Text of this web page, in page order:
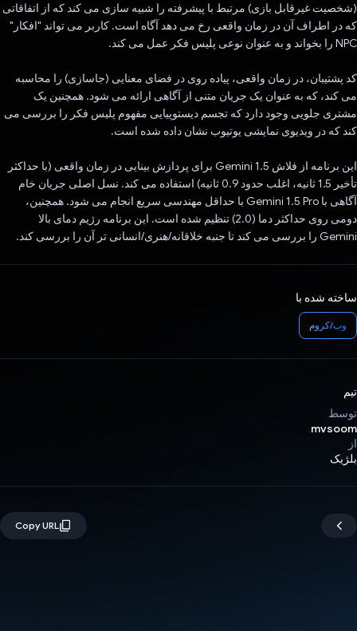
(شخصیت غیرقابل بازی) مرتبط با پیشرفته را شبیه سازی می کند که از اتفاقاتی
که در اطراف آن در زمان واقعی رخ می دهد آگاه است. کاربر می تواند "افکار"
NPC را بخواند و به عنوان نوعی پلیس فکر عمل می کند.
کد پشتیبان، در زمان واقعی، پیاده روی در فضای معنایی (جاسازی) را محاسبه
می کند، که به عنوان یک جریان متنی از آگاهی ارائه می شود. همچنین یک
مشتری جلویی وجود دارد که تجسم دیستوپیایی مفهوم پلیس فکر را بررسی می
کند که در ویدیوی نمایشی یوتیوب نشان داده شده است.
این برنامه از فلاش Gemini 1.5 برای پردازش بینایی در زمان واقعی (با حداکثر
تأخیر 1.5 ثانیه، اغلب حدود 0.9 ثانیه) استفاده می کند. نسل اصلی جریان خام
آگاهی با Gemini 1.5 Pro با حداقل مهندسی سریع انجام می شود. همچنین،
دومی روی حداکثر دما (2.0) تنظیم شده است. این برنامه رژیم دمای بالا
Gemini را بررسی می کند تا جنبه خلاقانه/هنری/انسانی تر آن را بررسی کند.
ساخته شده با
وب/کروم
تیم
توسط
mvsoom
از
بلژیک